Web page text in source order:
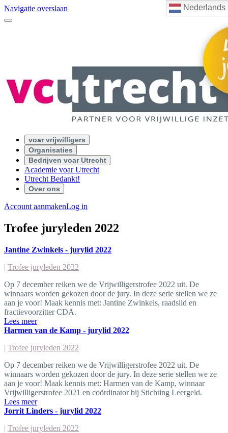
Nederlands
Navigatie overslaan
voar vrijwilligers
Organisaties
Bedrijven voar Utrecht
Academie voar Utrecht
Utrecht Bedankt!
Over ons
Account aanmakenLog in
Trofee juryleden 2022
Jantine Zwinkels - jurylid 2022
| Trofee juryleden 2022
Op 7 december reiken we de Vrijwilligerstrofee 2022 uit. De
winnaars worden gekozen door de jury. In deze serie stellen we ze
aan je voor! Maak kennis met: Jantine Zwinkels, raadslid en
fractievoorzitter CDA.
Lees meer
Harmen van de Kamp - jurylid 2022
| Trofee juryleden 2022
Op 7 december reiken we de Vrijwilligerstrofee 2022 uit. De
winnaars worden gekozen door de jury. In deze serie stellen we ze
aan je voor! Maak kennis met: Harmen van de Kamp, winnaar
Vrijwilligerstrofee 2021 en coördinator bij Stichting Leergeld.
Lees meer
Jorrit Linders - jurylid 2022
| Trofee juryleden 2022